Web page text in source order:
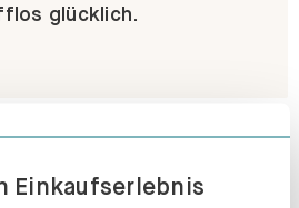
Einkaufserlebnis
glücklich.